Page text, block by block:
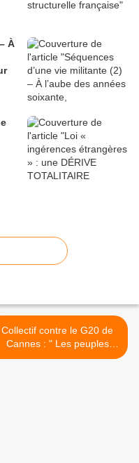
À
Collectif contre le G20 de
Cannes : " Les peuples
d’abord, pas la finance » >